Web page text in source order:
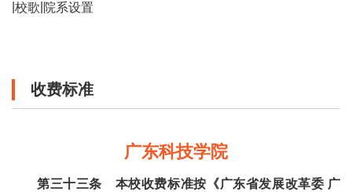
校歌 院系设置
收费标准
广东科技学院
第三十三条 本校收费标准按《广东省发展改革委 广